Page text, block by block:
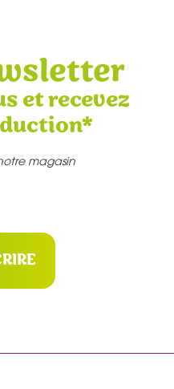
et recevez
magasin